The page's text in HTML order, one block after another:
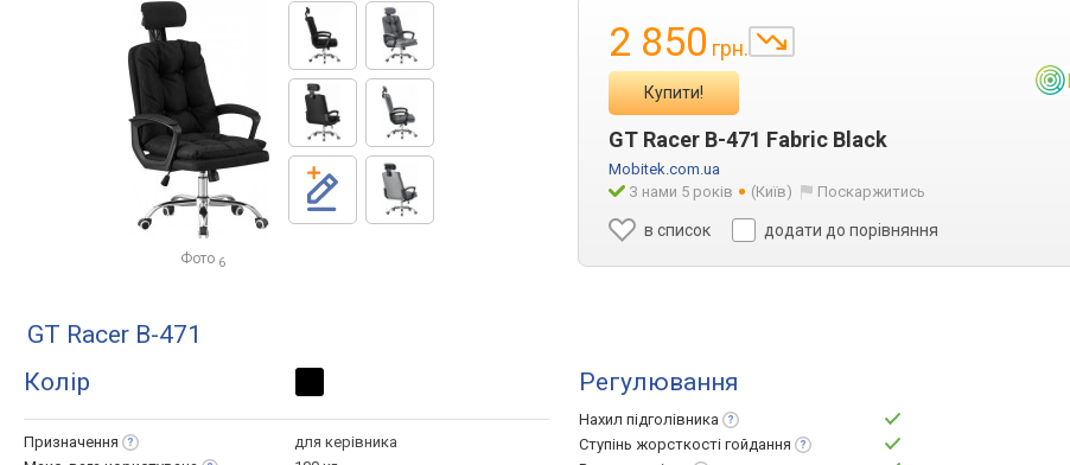
Фото 6
2 850 грн.
Купити!
GT Racer B-471 Fabric Black
Mobitek.com.ua
З нами 5 років
(Київ) Поскаржитись
в список додати до порівняння
GT Racer B-471
Колір
Призначення
для керівника
Регулювання
Нахил підголівника
Ступінь жорсткості гойдання